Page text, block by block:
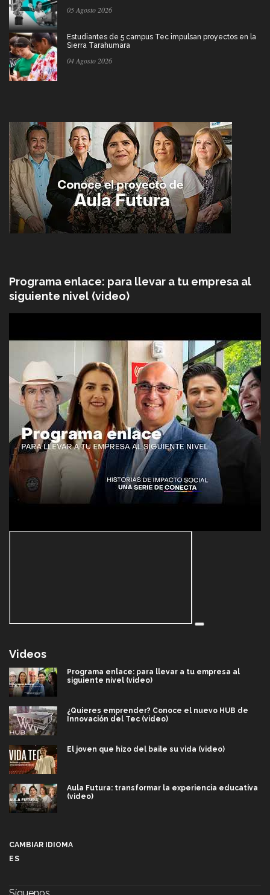
05 Agosto 2026
Estudiantes de 5 campus Tec impulsan proyectos en la
Sierra Tarahumara
04 Agosto 2026
Programa enlace: para llevar a tu empresa al
siguiente nivel (video)
Videos
Programa enlace: para llevar a tu empresa al
siguiente nivel (video)
¿Quieres emprender? Conoce el nuevo HUB de
Innovación del Tec (video)
El joven que hizo del baile su vida (video)
Aula Futura: transformar la experiencia educativa
(video)
CAMBIAR IDIOMA
ES